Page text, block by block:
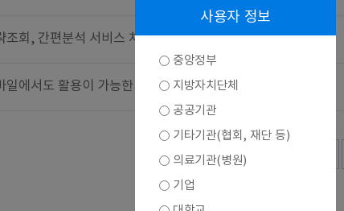
조회, 간편분석 서비스 차이는 무엇인가요?
일에서도 활용이 가능한가요?
사용자 정보
중앙정부
지방자치단체
공공기관
기타기관(협회, 재단 등)
의료기관(병원)
기업